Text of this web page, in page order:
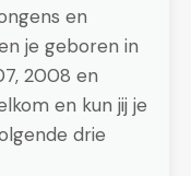
en
je geboren in
2008 en
en kun jij je
drie